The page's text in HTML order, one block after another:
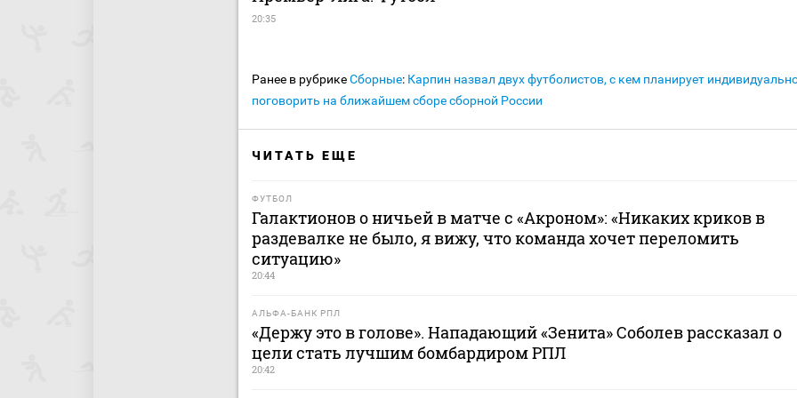
20:35
Ранее в рубрикеСборные: Карпин назвал двух футболистов, с кем планирует
поговорить на ближайшем сборе сборной России
ЧИТАТЬ ЕЩЕ
ФУТБОЛ
Галактионов о ничьей в матче с «Акроном»: «Никаких криков в
раздевалке не было, я вижу, что команда хочет переломить
ситуацию»
20:44
АЛЬФА-БАНК РПЛ
«Держу это в голове». Нападающий «Зенита» Соболев рассказал о
цели стать лучшим бомбардиром РПЛ
20:42